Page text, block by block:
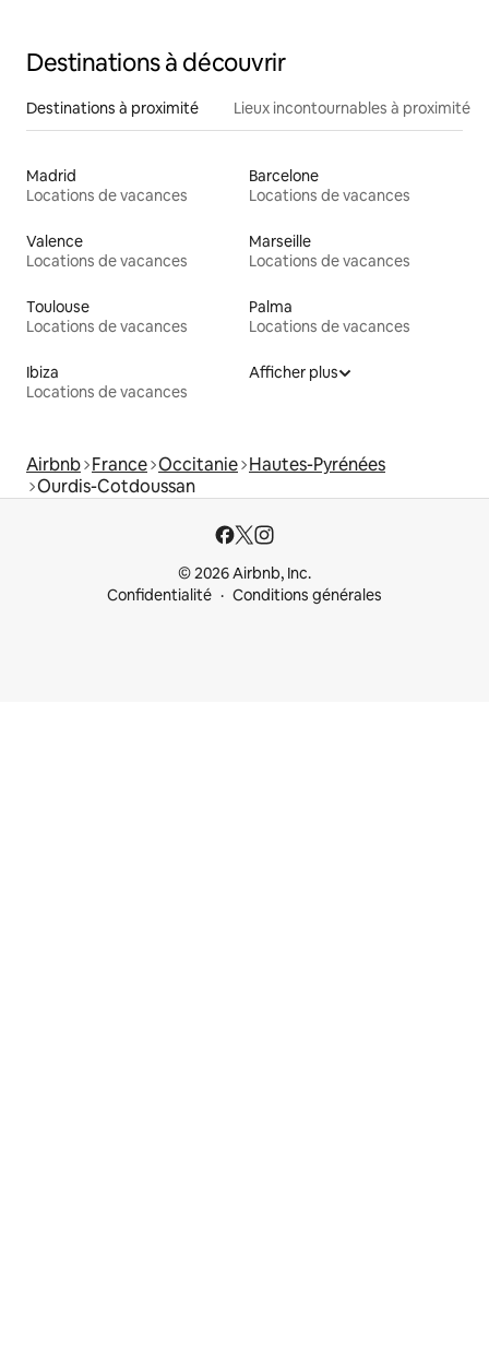
Destinations à découvrir
Destinations à proximité Lieux incontournables à proximité
Madrid
Locations de vacances
Barcelone
Locations de vacances
Valence
Locations de vacances
Marseille
Locations de vacances
Toulouse
Locations de vacances
Palma
Locations de vacances
Ibiza
Locations de vacances
Afficher plus
Airbnb France Occitanie Hautes-Pyrénées
Ourdis-Cotdoussan
© 2026 Airbnb, Inc.
Confidentialité
Conditions générales